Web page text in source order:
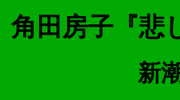
角田房子『悲
新